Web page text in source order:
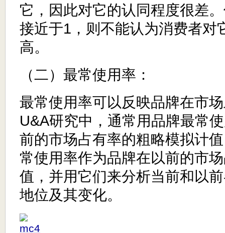
它，因此对它的认同程度很差
接近于1，则不能认为消费者对
高。
（二）最常使用率：
最常使用率可以反映品牌在市
U&A研究中，通常用品牌最常
前的市场占有率的粗略模拟计
常使用率作为品牌在以前的市
值，并用它们来分析当前和以
地位及其变化。